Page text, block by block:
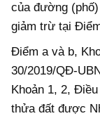
của đường
giảm trừ tại
Điểm a và b,
30/2019/QĐ-
Khoản 1, 2,
thửa đất được